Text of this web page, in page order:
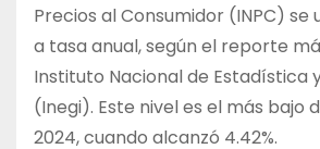
Precios al Consumidor (INPC) se
a tasa anual, según el reporte
Instituto Nacional de Estadística
(Inegi). Este nivel es el más bajo
2024, cuando alcanzó 4.42%.